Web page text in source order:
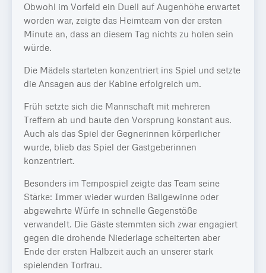
Obwohl im Vorfeld ein Duell auf Augenhöhe erwartet
worden war, zeigte das Heimteam von der ersten
Minute an, dass an diesem Tag nichts zu holen sein
würde.
Die Mädels starteten konzentriert ins Spiel und setzte
die Ansagen aus der Kabine erfolgreich um.
Früh setzte sich die Mannschaft mit mehreren
Treffern ab und baute den Vorsprung konstant aus.
Auch als das Spiel der Gegnerinnen körperlicher
wurde, blieb das Spiel der Gastgeberinnen
konzentriert.
Besonders im Tempospiel zeigte das Team seine
Stärke: Immer wieder wurden Ballgewinne oder
abgewehrte Würfe in schnelle Gegenstöße
verwandelt. Die Gäste stemmten sich zwar engagiert
gegen die drohende Niederlage scheiterten aber
Ende der ersten Halbzeit auch an unserer stark
spielenden Torfrau.